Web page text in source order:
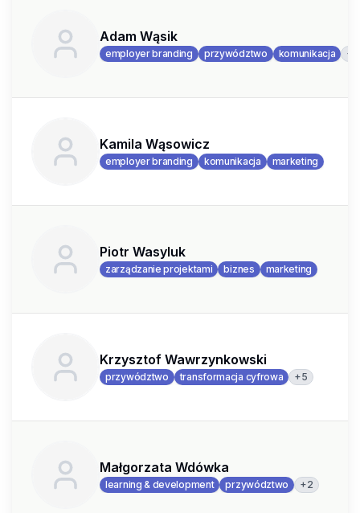
Adam Wąsik
employer branding przywództwo komunikacja +
Kamila Wąsowicz
employer branding komunikacja marketing
Piotr Wasyluk
zarządzanie projektami biznes marketing
Krzysztof Wawrzynkowski
przywództwo transformacja cyfrowa +5
Małgorzata Wdówka
learning & development przywództwo +2